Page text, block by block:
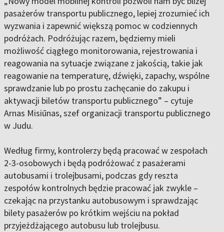
pasażerów transportu publicznego, lepiej zrozumieć ich
wyzwania i zapewnić większą pomoc w codziennych
podróżach. Podróżując razem, będziemy mieli
możliwość ciągłego monitorowania, rejestrowania i
reagowania na sytuacje związane z jakością, takie jak
reagowanie na temperaturę, dźwięki, zapachy, wspólne
sprawdzanie lub po prostu zachęcanie do zakupu i
aktywacji biletów transportu publicznego” – cytuje
Arnas Misiūnas, szef organizacji transportu publicznego
w Judu.
Według firmy, kontrolerzy będą pracować w zespołach
2-3-osobowych i będą podróżować z pasażerami
autobusami i trolejbusami, podczas gdy reszta
zespołów kontrolnych będzie pracować jak zwykle –
czekając na przystanku autobusowym i sprawdzając
bilety pasażerów po krótkim wejściu na pokład
przyjeżdżającego autobusu lub trolejbusu.